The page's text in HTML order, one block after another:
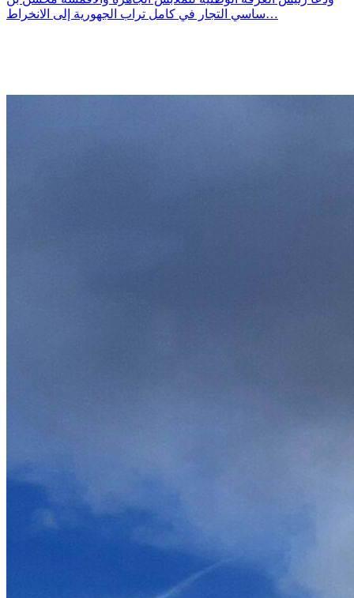
ساسي التجار في كامل تراب الجهورية إلى الانخراط…